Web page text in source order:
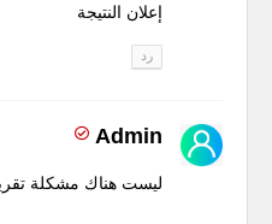
إعلان النتيجة
رد
Admin
ليست هناك مشكلة